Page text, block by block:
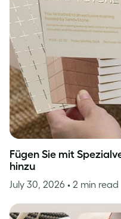
Fügen Sie mit
hinzu
July 30, 2026 • 2 min read